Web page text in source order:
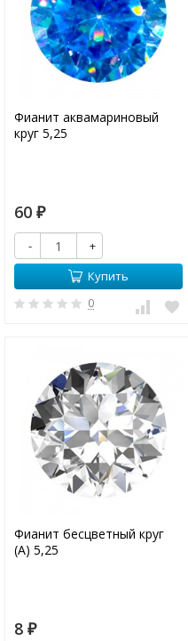
Фианит аквамариновый
круг 5,25
60 ₽
-
+
Купить
0
Фианит бесцветный круг
(А) 5,25
8 ₽